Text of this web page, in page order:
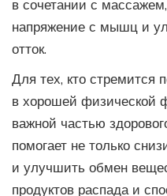
в сочетании с
напряжение с мышц и
отток.
Для тех, кто стремится
в хорошей физической
важной частью
помогает не только
и улучшить обмен
продуктов распада и